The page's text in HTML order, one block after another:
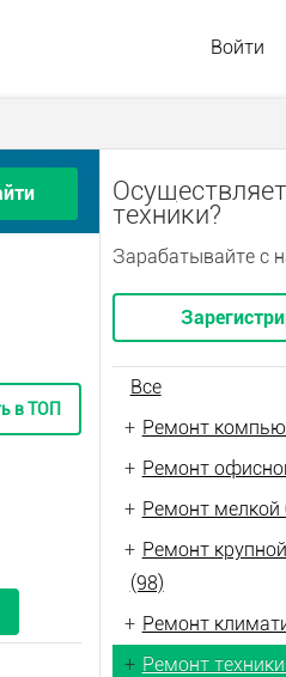
Войти
в ТОП
техники?
Зарабатывайте с
Все
+ Ремонт
+ Ремонт
+ Ремонт мелкой
+ Ремонт
(98)
+ Ремонт
+ Ремонт